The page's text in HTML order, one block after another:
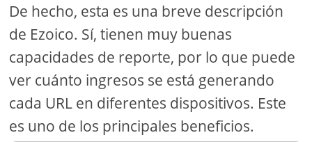
De hecho, esta es una breve descripción
de Ezoico. Sí, tienen muy buenas
capacidades de reporte, por lo que puede
ver cuánto ingresos se está generando
cada URL en diferentes dispositivos. Este
es uno de los principales beneficios.